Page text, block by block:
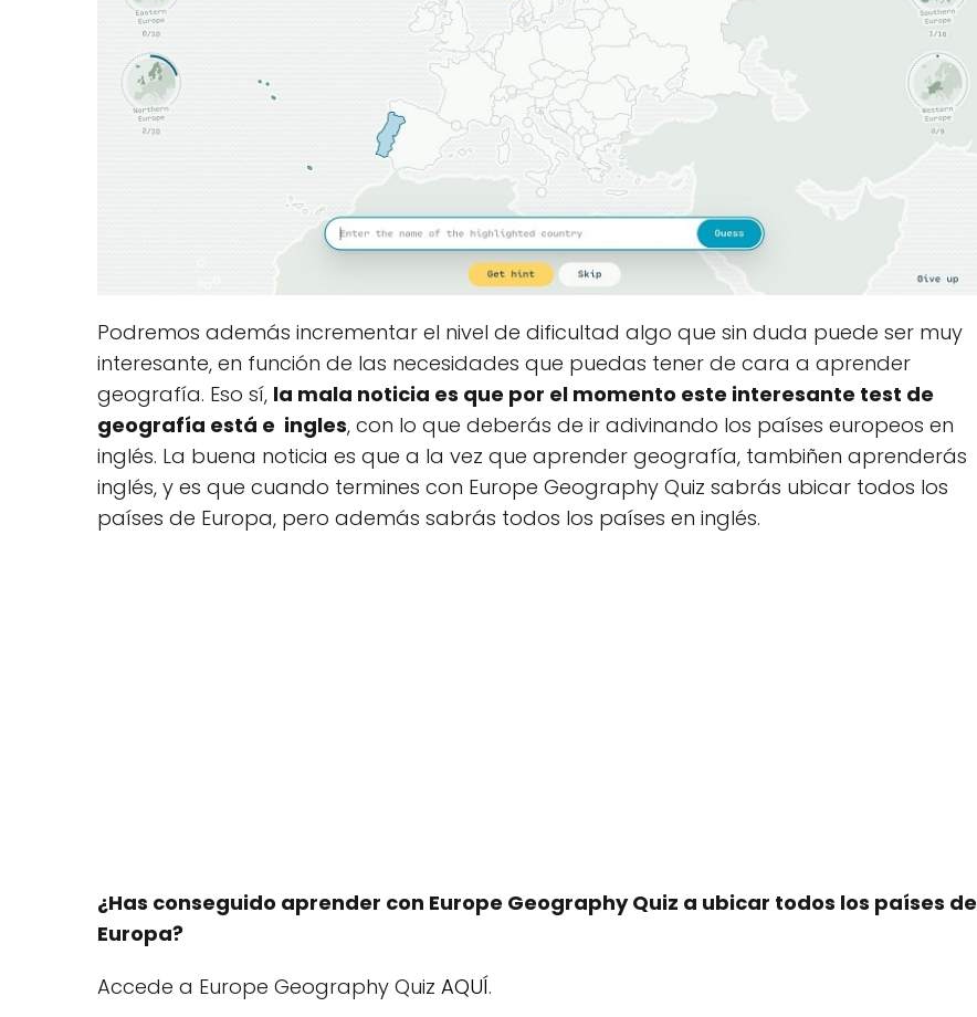
Podremos además incrementar el nivel de dificultad algo que sin duda puede ser muy
interesante, en función de las necesidades que puedas tener de cara a aprender
geografía. Eso sí, la mala noticia es que por el momento este interesante test de
geografía está e ingles, con lo que deberás de ir adivinando los países europeos en
inglés. La buena noticia es que a la vez que aprender geografía, tambiñen aprenderás
inglés, y es que cuando termines con Europe Geography Quiz sabrás ubicar todos los
países de Europa, pero además sabrás todos los países en inglés.
¿Has conseguido aprender con Europe Geography Quiz a ubicar todos los países de
Europa?
Accede a Europe Geography Quiz AQUÍ.